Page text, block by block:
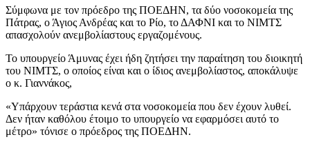
Σύμφωνα με τον πρόεδρο της ΠΟΕΔΗΝ, τα δύο νοσοκομεία της
Πάτρας, ο Άγιος Ανδρέας και το Ρίο, το ΔΑΦΝΙ και το ΝΙΜΤΣ
απασχολούν ανεμβολίαστους εργαζομένους.
Το υπουργείο Άμυνας έχει ήδη ζητήσει την παραίτηση του διοικητή
του ΝΙΜΤΣ, ο οποίος είναι και ο ίδιος ανεμβολίαστος, αποκάλυψε
ο κ. Γιαννάκος,
«Υπάρχουν τεράστια κενά στα νοσοκομεία που δεν έχουν λυθεί.
Δεν ήταν καθόλου έτοιμο το υπουργείο να εφαρμόσει αυτό το
μέτρο» τόνισε ο πρόεδρος της ΠΟΕΔΗΝ.